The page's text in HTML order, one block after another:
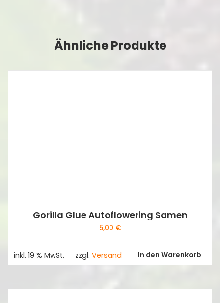
Ähnliche Produkte
Gorilla Glue Autoflowering Samen
5,00 €
inkl. 19 % MwSt. zzgl. Versand In den Warenkorb